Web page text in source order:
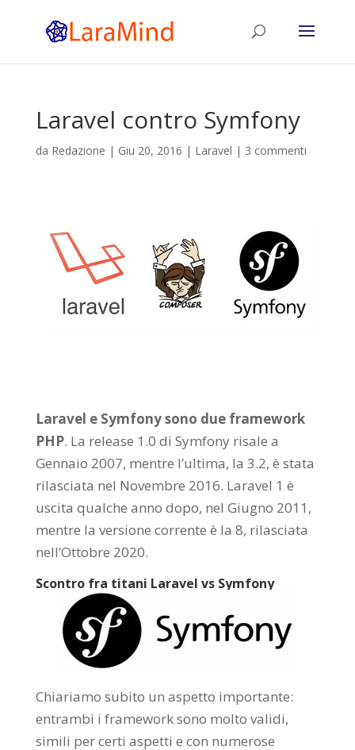
Laravel contro Symfony
da Redazione | Giu 20, 2016 | Laravel | 3 commenti
Laravel e Symfony sono due framework
PHP. La release 1.0 di Symfony risale a
Gennaio 2007, mentre l’ultima, la 3.2, è stata
rilasciata nel Novembre 2016. Laravel 1 è
uscita qualche anno dopo, nel Giugno 2011,
mentre la versione corrente è la 8, rilasciata
nell’Ottobre 2020.
Scontro fra titani Laravel vs Symfony
Chiariamo subito un aspetto importante:
entrambi i framework sono molto validi,
simili per certi aspetti e con numerose